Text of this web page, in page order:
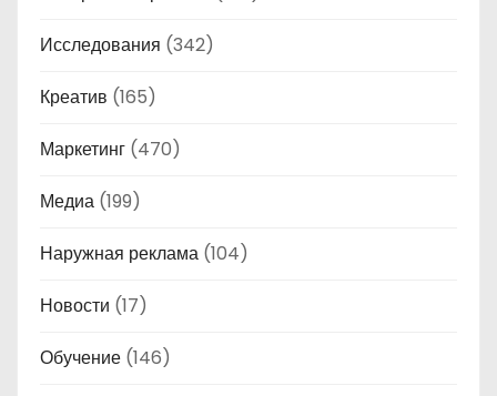
Исследования (342)
Креатив (165)
Маркетинг (470)
Медиа (199)
Наружная реклама (104)
Новости (17)
Обучение (146)